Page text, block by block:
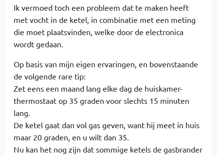
Ik vermoed toch een probleem dat te maken heeft
met vocht in de ketel, in combinatie met een meting
die moet plaatsvinden, welke door de electronica
wordt gedaan.
Op basis van mijn eigen ervaringen, en bovenstaande
de volgende rare tip:
Zet eens een maand lang elke dag de huiskamer-
thermostaat op 35 graden voor slechts 15 minuten
lang.
De ketel gaat dan vol gas geven, want hij meet in huis
maar 20 graden, en u wilt dan 35.
Nu kan het nog zijn dat sommige ketels de gasbrander